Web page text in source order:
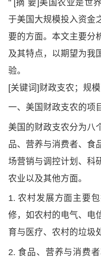
" [摘 要]美国农业是世
于美国大规模投入资金
要的方面。本文主要分
及其特点，以期望为我
验。
[关键词]财政支农；规
一、美国财政支农的项
美国的财政支农分为八
品、营养与消费者、食
场营销与调控计划、科
农业以及其他方面。
1. 农村发展方面主要
修，如农村的电气、电
育与医疗、农村的垃圾
2. 食品、营养与消费